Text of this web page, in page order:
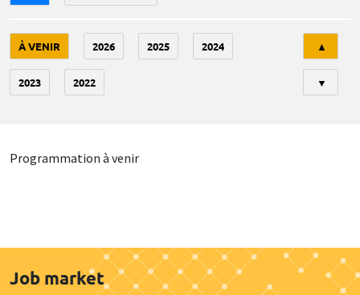
À VENIR 2026 2025 2024
2023 2022
▲
▼
Programmation à venir
Job market